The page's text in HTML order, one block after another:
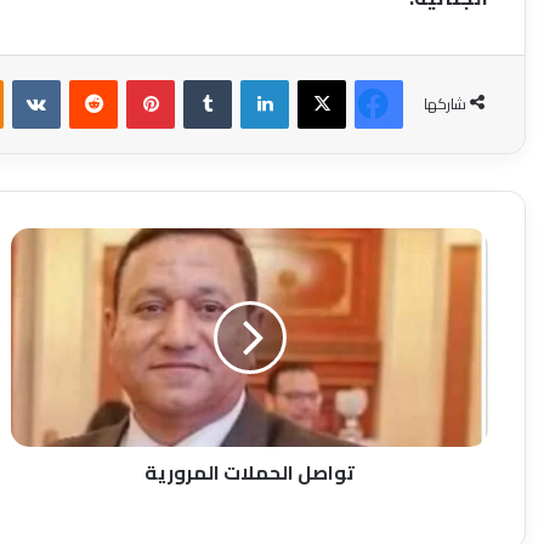
شاركها
فيسبوك‫X لينكدإن بينتيريست
تواصل
تواصل الحملات المرورية